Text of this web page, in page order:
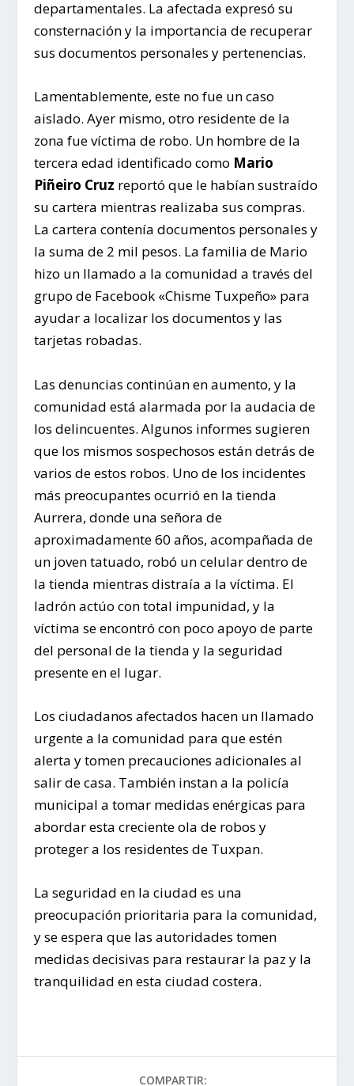
departamentales. La afectada expresó su
consternación y la importancia de recuperar
sus documentos personales y pertenencias.
Lamentablemente, este no fue un caso
aislado. Ayer mismo, otro residente de la
zona fue víctima de robo. Un hombre de la
tercera edad identificado como Mario
Piñeiro Cruz reportó que le habían sustraído
su cartera mientras realizaba sus compras.
La cartera contenía documentos personales y
la suma de 2 mil pesos. La familia de Mario
hizo un llamado a la comunidad a través del
grupo de Facebook «Chisme Tuxpeño» para
ayudar a localizar los documentos y las
tarjetas robadas.
Las denuncias continúan en aumento, y la
comunidad está alarmada por la audacia de
los delincuentes. Algunos informes sugieren
que los mismos sospechosos están detrás de
varios de estos robos. Uno de los incidentes
más preocupantes ocurrió en la tienda
Aurrera, donde una señora de
aproximadamente 60 años, acompañada de
un joven tatuado, robó un celular dentro de
la tienda mientras distraía a la víctima. El
ladrón actúo con total impunidad, y la
víctima se encontró con poco apoyo de parte
del personal de la tienda y la seguridad
presente en el lugar.
Los ciudadanos afectados hacen un llamado
urgente a la comunidad para que estén
alerta y tomen precauciones adicionales al
salir de casa. También instan a la policía
municipal a tomar medidas enérgicas para
abordar esta creciente ola de robos y
proteger a los residentes de Tuxpan.
La seguridad en la ciudad es una
preocupación prioritaria para la comunidad,
y se espera que las autoridades tomen
medidas decisivas para restaurar la paz y la
tranquilidad en esta ciudad costera.
COMPARTIR: